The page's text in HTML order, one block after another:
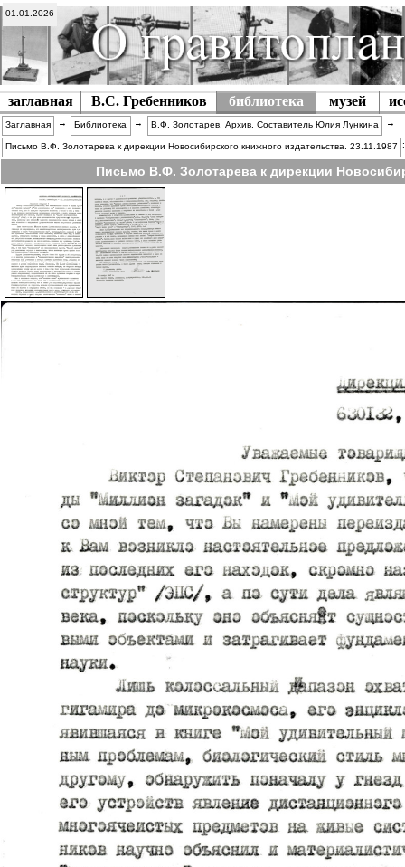
01.01.2026
заглавная В.С. Гребенников библиотека музей
Заглавная → Библиотека → В.Ф. Золотарев. Архив. Составитель Юлия Лункина →
Письмо В.Ф. Золотарева к дирекции Новосибирского книжного издательства. 23.11.1987 :
Письмо В.Ф. Золотарева к дирекции